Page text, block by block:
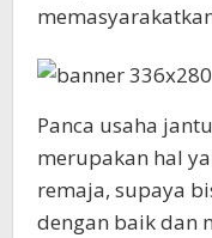
Panca usaha
merupakan hal
remaja, supaya
dengan baik dan